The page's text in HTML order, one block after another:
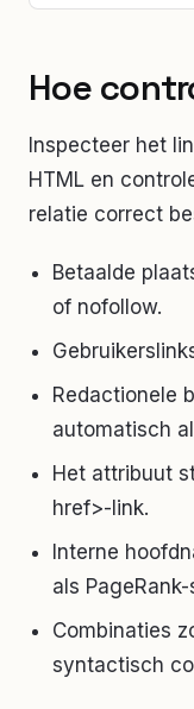
Hoe
Inspecteer het
HTML en
relatie correct
Betaalde
of nofollow.
Redactionele
automatisch
Het attribuut
href>-link.
Interne
als
Combinaties
syntactisch